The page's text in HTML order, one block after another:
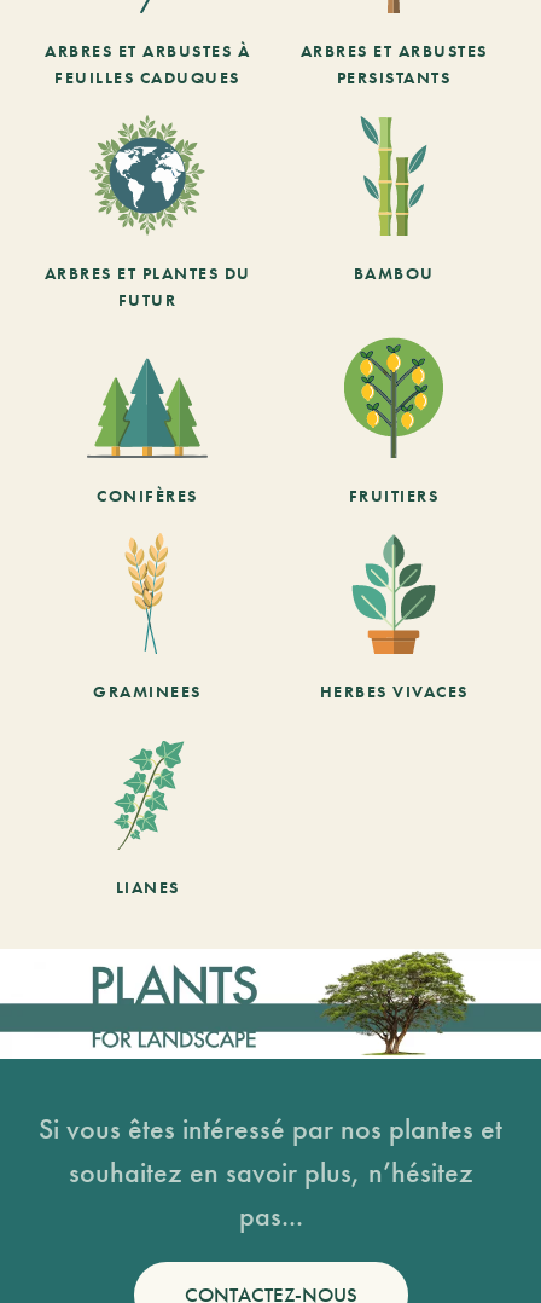
ARBRES ET ARBUSTES À
FEUILLES CADUQUES
ARBRES ET ARBUSTES
PERSISTANTS
ARBRES ET PLANTES DU
FUTUR
BAMBOU
CONIFÈRES FRUITIERS
GRAMINEES HERBES VIVACES
LIANES
Si vous êtes intéressé par nos plantes et
souhaitez en savoir plus, n’hésitez
pas...
CONTACTEZ-NOUS